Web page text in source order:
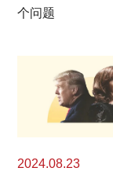
个问题
2024.08.23